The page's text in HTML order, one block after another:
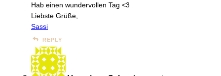
Hab einen wundervollen Tag <3
Liebste Grüße,
Sassi
REPLY